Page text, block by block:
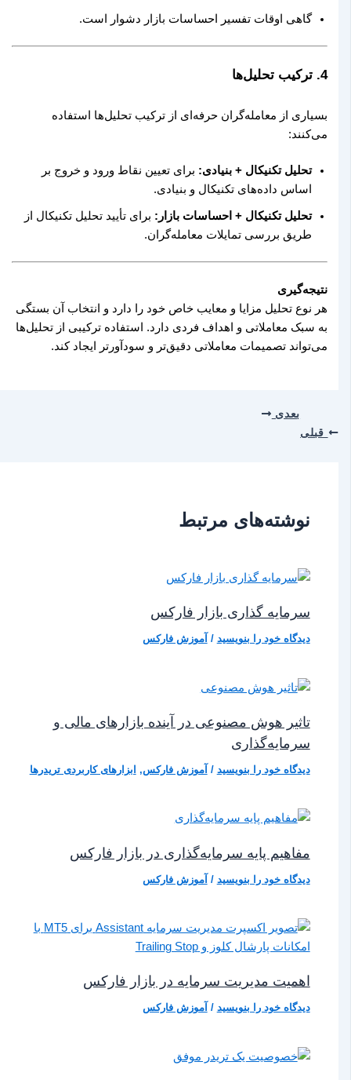
گاهی اوقات تفسیر احساسات بازار دشوار است.
4. ترکیب تحلیل‌ها
بسیاری از معامله‌گران حرفه‌ای از ترکیب تحلیل‌ها استفاده
می‌کنند:
تحلیل تکنیکال + بنیادی:برای تعیین نقاط ورود و خروج بر
اساس داده‌های تکنیکال و بنیادی.
تحلیل تکنیکال + احساسات بازار: برای تأیید تحلیل تکنیکال از
طریق بررسی تمایلات معامله‌گران.
نتیجه‌گیری
هر نوع تحلیل مزایا و معایب خاص خود را دارد و انتخاب آن بستگی
به سبک معاملاتی و اهداف فردی دارد. استفاده ترکیبی از تحلیل‌ها
می‌تواند تصمیمات معاملاتی دقیق‌تر و سودآورتر ایجاد کند.
قبلی
بعدی
نوشته‌های مرتبط
سرمایه گذاری بازار فارکس
دیدگاه‌ خود را بنویسید /آموزش فارکس
تاثیر هوش مصنوعی در آینده بازارهای مالی و
سرمایه‌گذاری
دیدگاه‌ خود را بنویسید /آموزش فارکس,ابزارهای کاربردی تریدرها
مفاهیم پایه سرمایه‌گذاری در بازار فارکس
دیدگاه‌ خود را بنویسید /آموزش فارکس
اهمیت مدیریت سرمایه در بازار فارکس
دیدگاه‌ خود را بنویسید /آموزش فارکس